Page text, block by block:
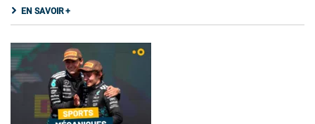
EN SAVOIR +